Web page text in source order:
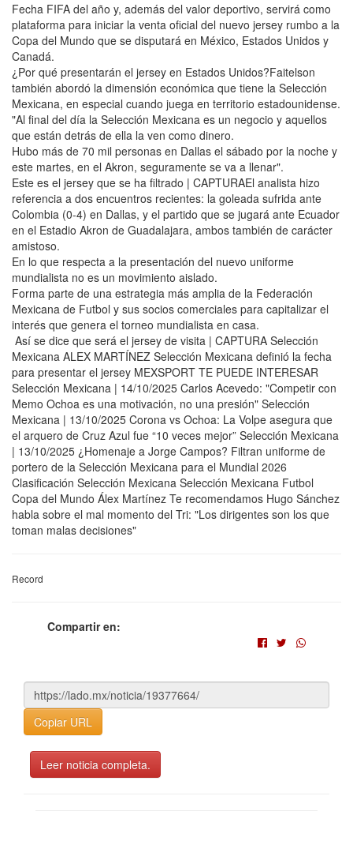
Fecha FIFA del año y, además del valor deportivo, servirá como
plataforma para iniciar la venta oficial del nuevo jersey rumbo a la
Copa del Mundo que se disputará en México, Estados Unidos y
Canadá.
¿Por qué presentarán el jersey en Estados Unidos?Faitelson
también abordó la dimensión económica que tiene la Selección
Mexicana, en especial cuando juega en territorio estadounidense.
"Al final del día la Selección Mexicana es un negocio y aquellos
que están detrás de ella la ven como dinero.
Hubo más de 70 mil personas en Dallas el sábado por la noche y
este martes, en el Akron, seguramente se va a llenar".
Este es el jersey que se ha filtrado | CAPTURAEl analista hizo
referencia a dos encuentros recientes: la goleada sufrida ante
Colombia (0-4) en Dallas, y el partido que se jugará ante Ecuador
en el Estadio Akron de Guadalajara, ambos también de carácter
amistoso.
En lo que respecta a la presentación del nuevo uniforme
mundialista no es un movimiento aislado.
Forma parte de una estrategia más amplia de la Federación
Mexicana de Futbol y sus socios comerciales para capitalizar el
interés que genera el torneo mundialista en casa.
Así se dice que será el jersey de visita | CAPTURA Selección
Mexicana ALEX MARTÍNEZ Selección Mexicana definió la fecha
para presentar el jersey MEXSPORT TE PUEDE INTERESAR
Selección Mexicana | 14/10/2025 Carlos Acevedo: "Competir con
Memo Ochoa es una motivación, no una presión" Selección
Mexicana | 13/10/2025 Corona vs Ochoa: La Volpe asegura que
el arquero de Cruz Azul fue “10 veces mejor” Selección Mexicana
| 13/10/2025 ¿Homenaje a Jorge Campos? Filtran uniforme de
portero de la Selección Mexicana para el Mundial 2026
Clasificación Selección Mexicana Selección Mexicana Futbol
Copa del Mundo Álex Martínez Te recomendamos Hugo Sánchez
habla sobre el mal momento del Tri: "Los dirigentes son los que
toman malas decisiones"
Record
Compartir en:
Copiar URL
Leer noticia completa.